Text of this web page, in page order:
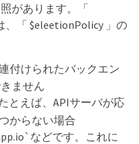
があります。「
、「 $eleetionPolicy 」の
付けられたバックエン
ません
とえば、APIサーバが応
からない場合
などです。これに